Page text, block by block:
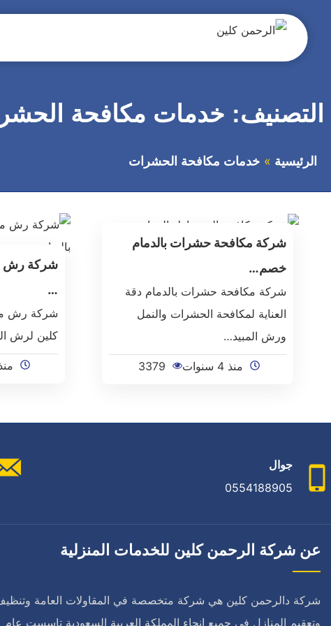
المحتوى
التصنيف: خدمات مكافحة
الرئيسية خدمات مكافحة الحشرات
شركة مكافحة حشرات بالدمام
خصم…
شركة مكافحة حشرات بالدمام دقة
العناية لمكافحة الحشرات والنمل
ورش المبيد…
منذ 4 سنوات 3379
…
شركة رش
كلين لرش
منذ 4
جوال
0554188905
عن شركة الرحمن كلين للخدمات المنزلية
شركة دالرحمن كلين هي شركة متخصصة في المقاولات العامة
وتعقيم المنازل في جميع انحاء المملكة العربية السعودية تاسست عام